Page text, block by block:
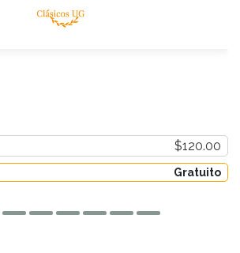
$120.00
Gratuito